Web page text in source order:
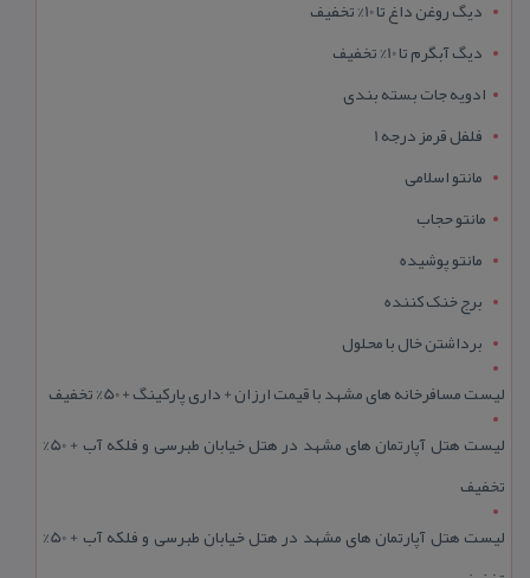
دیگ روغن داغ تا 10% تخفیف
دیگ آبگرم تا 10% تخفیف
ادویه جات بسته بندی
فلفل قرمز درجه 1
مانتو اسلامی
مانتو حجاب
مانتو پوشیده
برج خنک کننده
برداشتن خال با محلول
لیست مسافرخانه های مشهد با قیمت ارزان + داری پارکینگ + 50% تخفیف
لیست هتل آپارتمان های مشهد در هتل خیابان طبرسی و فلکه آب + 50%
تخفیف
لیست هتل آپارتمان های مشهد در هتل خیابان طبرسی و فلکه آب + 50%